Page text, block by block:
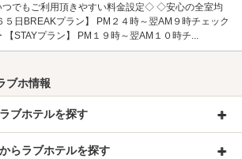
でもご利用頂きやすい料金設定◇ ◇安心の全室均
日BREAKプラン】 PM２４時～翌AM９時チェック
STAYプラン】 PM１９時～翌AM１０時チ...
ブホ情報
ブホテルを探す
らラブホテルを探す